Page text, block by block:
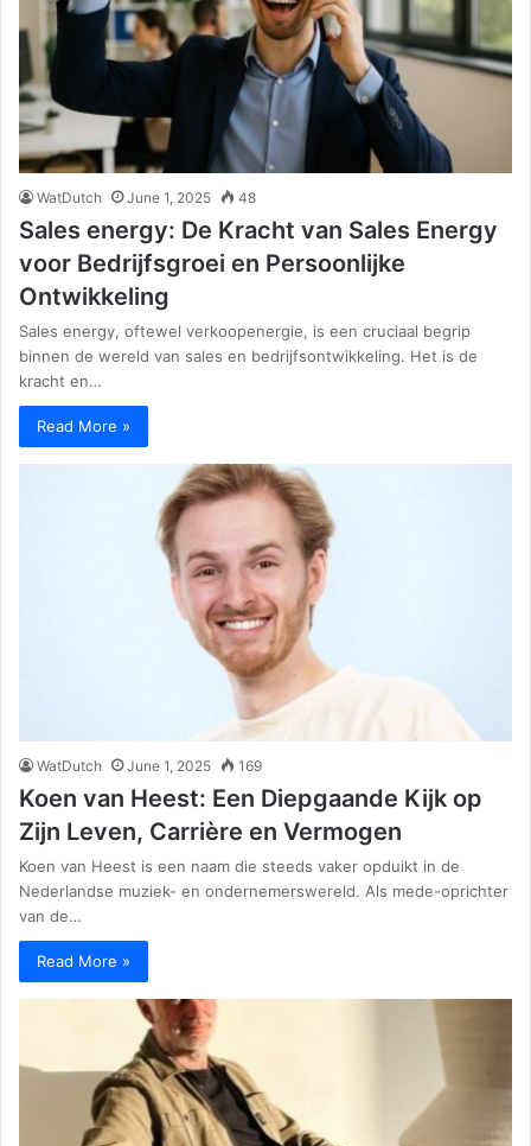
WatDutch June 1, 2025 48
Sales energy: De Kracht van Sales Energy
voor Bedrijfsgroei en Persoonlijke
Ontwikkeling
Sales energy, oftewel verkoopenergie, is een cruciaal begrip
binnen de wereld van sales en bedrijfsontwikkeling. Het is de
kracht en…
Read More »
WatDutch June 1, 2025 169
Koen van Heest: Een Diepgaande Kijk op
Zijn Leven, Carrière en Vermogen
Koen van Heest is een naam die steeds vaker opduikt in de
Nederlandse muziek- en ondernemerswereld. Als mede-oprichter
van de…
Read More »